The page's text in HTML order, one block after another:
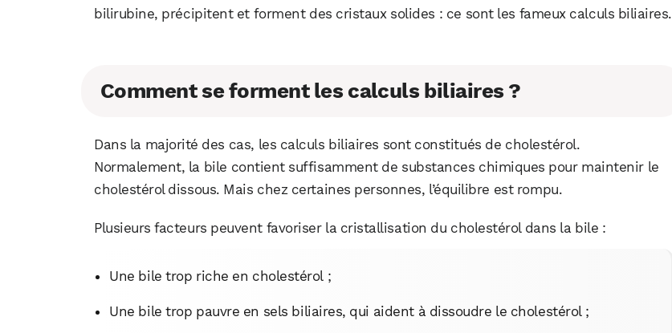
bilirubine, précipitent et forment des cristaux solides : ce sont les fameux calculs biliaires.
Comment se forment les calculs biliaires ?
Dans la majorité des cas, les calculs biliaires sont constitués de cholestérol.
Normalement, la bile contient suffisamment de substances chimiques pour maintenir le
cholestérol dissous. Mais chez certaines personnes, l’équilibre est rompu.
Plusieurs facteurs peuvent favoriser la cristallisation du cholestérol dans la bile :
Une bile trop riche en cholestérol ;
Une bile trop pauvre en sels biliaires, qui aident à dissoudre le cholestérol ;